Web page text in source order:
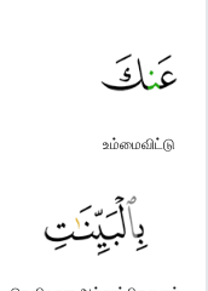
உம்மைவிட்டு